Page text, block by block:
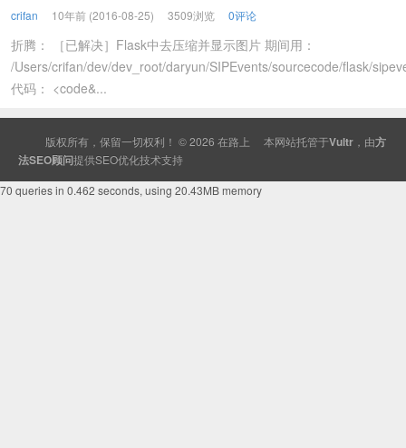
crifan 10年前 (2016-08-25) 3509浏览 0评论
折腾： ［已解决］Flask中去压缩并显示图片 期间用：
/Users/crifan/dev/dev_root/daryun/SIPEvents/sourcecode/flask/
代码： <code&...
版权所有，保留一切权利！ © 2026 在路上 本网站托管于Vultr ，由方
法SEO顾问提供SEO优化技术支持
70 queries in 0.462 seconds, using 20.43MB memory